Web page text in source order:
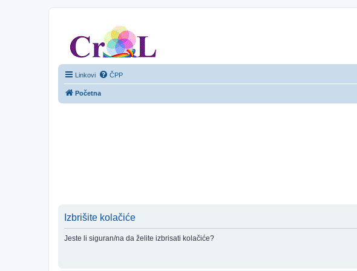
Linkovi ČPP
Početna
Izbrišite kolačiće
Jeste li siguran/na da želite izbrisati kolačiće?